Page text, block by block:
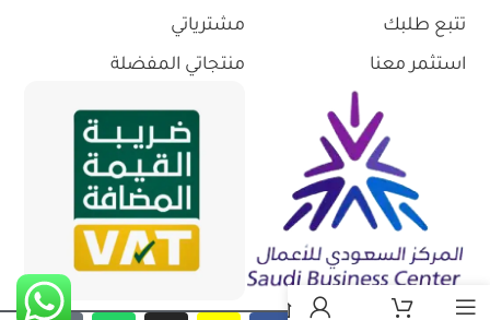
تتبع طلبك
استثمر معنا
مشترياتي
منتجاتي المفضلة